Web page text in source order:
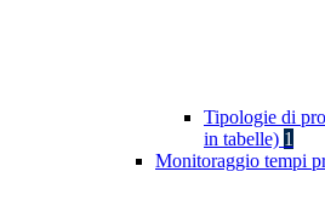
Tipologie di
in tabelle) 1
Monitoraggio tempi